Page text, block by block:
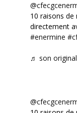
10 raisons de
directement
#enermine
♬ son original